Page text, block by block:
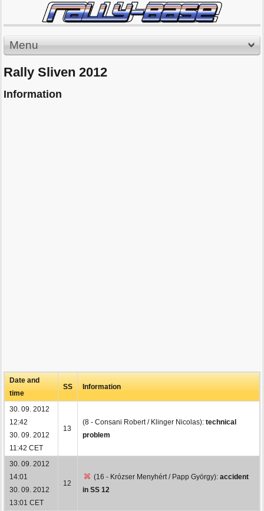
Menu
Rally Sliven 2012
Information
Date and
time
SS Information
30. 09. 2012
12:42
30. 09. 2012
11:42 CET
13
(8 - Consani Robert / Klinger Nicolas): technical
problem
30. 09. 2012
14:01
30. 09. 2012
13:01 CET
12
(16 - Krózser Menyhért / Papp György): accident
in SS 12